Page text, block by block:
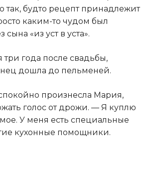
так, будто рецепт принадлежит
каким-то чудом был
«из уст в уста».
три года после свадьбы,
дошла до пельменей.
произнесла Мария,
голос от дрожи. — Я куплю
У меня есть специальные
кухонные помощники.